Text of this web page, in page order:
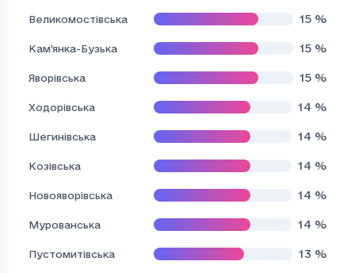
Великомостівська 15 %
Кам'янка-Бузька 15 %
Яворівська 15 %
Ходорівська 14 %
Шегинівська 14 %
Козівська 14 %
Новояворівська 14 %
Мурованська 14 %
Пустомитівська 13 %